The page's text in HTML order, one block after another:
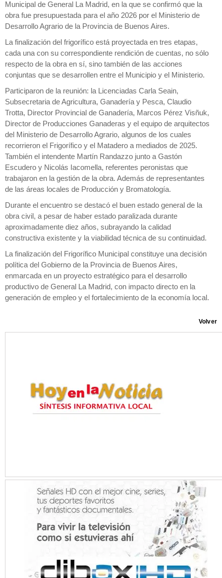
Municipal de General La Madrid, en la que se confirmó que la
obra fue presupuestada para el año 2026 por el Ministerio de
Desarrollo Agrario de la Provincia de Buenos Aires.
La finalización del frigorífico está proyectada en tres etapas,
cada una con su correspondiente rendición de cuentas, no sólo
respecto de la obra en sí, sino también de las acciones
conjuntas que se desarrollen entre el Municipio y el Ministerio.
Participaron de la reunión: la Licenciadas Carla Seain,
Subsecretaria de Agricultura, Ganadería y Pesca, Claudio
Trotta, Director Provincial de Ganadería, Marcos Pérez Visñuk,
Director de Producciones Ganaderas y el equipo de arquitectos
del Ministerio de Desarrollo Agrario, algunos de los cuales
recorrieron el Frigorífico y el Matadero a mediados de 2025.
También el intendente Martín Randazzo junto a Gastón
Escudero y Nicolás Iacomella, referentes peronistas que
trabajaron en la gestión de la obra. Además de representantes
de las áreas locales de Producción y Bromatología.
Durante el encuentro se destacó el buen estado general de la
obra civil, a pesar de haber estado paralizada durante
aproximadamente diez años, subrayando la calidad
constructiva existente y la viabilidad técnica de su continuidad.
La finalización del Frigorífico Municipal constituye una decisión
política del Gobierno de la Provincia de Buenos Aires,
enmarcada en un proyecto estratégico para el desarrollo
productivo de General La Madrid, con impacto directo en la
generación de empleo y el fortalecimiento de la economía local.
Volver